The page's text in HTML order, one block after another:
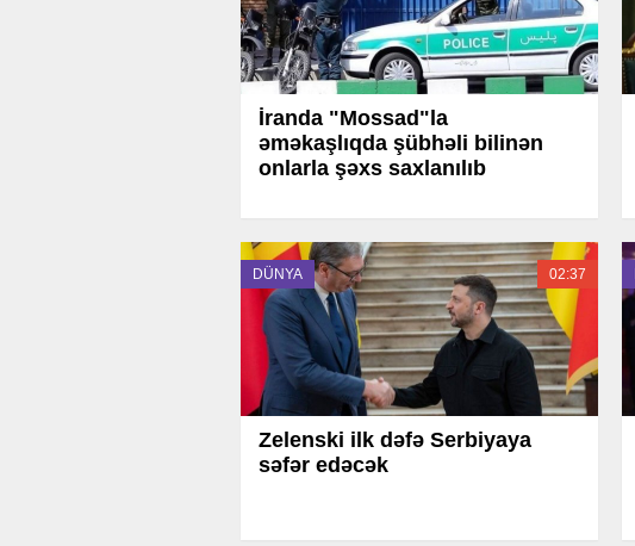
İranda "Mossad"la
əməkaşlıqda şübhəli bilinən
onlarla şəxs saxlanılıb
DÜNYA 02:37
Zelenski ilk dəfə Serbiyaya
səfər edəcək